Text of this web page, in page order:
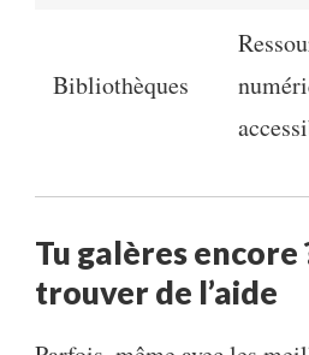
Bibliothèques
Tu galères encore
trouver de l’aide